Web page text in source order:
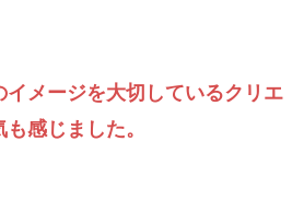
イメージを大切しているクリエ
感じました。